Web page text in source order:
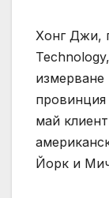
Хонг Джи,
провинция
май
Йорк и